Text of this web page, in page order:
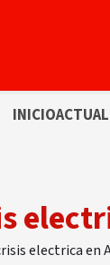
INICIO
electrica en